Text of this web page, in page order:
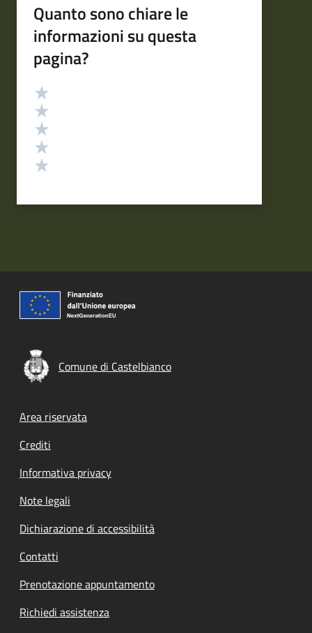
Quanto sono chiare le
informazioni su questa
pagina?
Valutazione
Comune di Castelbianco
Footer menu
Area riservata
Crediti
Informativa privacy
Note legali
Dichiarazione di accessibilità
Contatti
Prenotazione appuntamento
Richiedi assistenza